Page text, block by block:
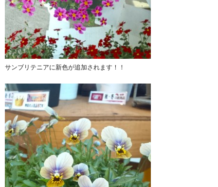
サンブリテニアに新色が追加されます！！